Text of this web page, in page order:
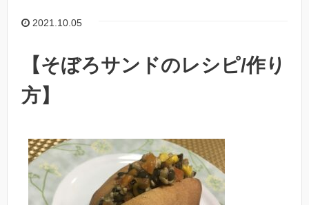
2021.10.05
【そぼろサンドのレシピ/作り
方】